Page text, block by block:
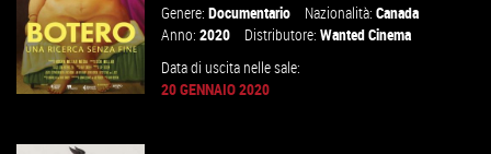
Genere:Documentario Nazionalità:Canada
Anno:2020 Distributore:Wanted Cinema
Data di uscita nelle sale:
20 GENNAIO 2020